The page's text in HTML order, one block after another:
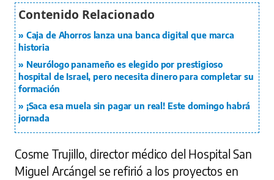
Caja de Ahorros lanza una banca digital que marca
historia
Neurólogo panameño es elegido por prestigioso
hospital de Israel, pero necesita dinero para completar su
formación
¡Saca esa muela sin pagar un real! Este domingo habrá
jornada
Cosme Trujillo, director médico del Hospital San
Miguel Arcángel se refirió a los proyectos en